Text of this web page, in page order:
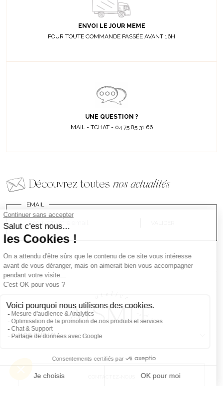
ENVOI LE JOUR MEME
POUR TOUTE COMMANDE PASSÉE AVANT 16H
UNE QUESTION ?
MAIL - TCHAT - 04 75 85 31 66
Découvrez toutes nos actualités
EMAIL
NOS BIJOUX